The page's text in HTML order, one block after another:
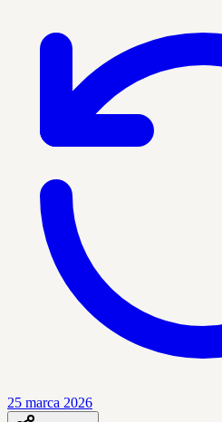
25 marca 2026